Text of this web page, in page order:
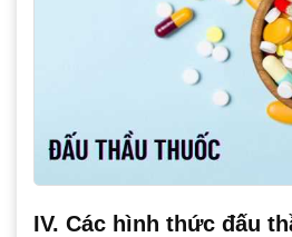
IV. Các hình thức đấu